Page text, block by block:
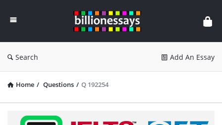
Essays
Search Add An Essay
Home / Questions / Q 192254